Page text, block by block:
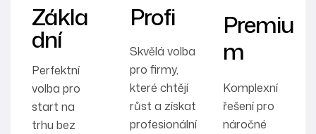
Zákla
dní
Perfektní
volba pro
start na
trhu bez
Profi
Skvělá volba
pro firmy,
které chtějí
růst a získat
profesionální
Premiu
m
Komplexní
řešení pro
náročné